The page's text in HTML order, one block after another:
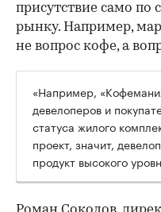
присутствие само по
рынку. Например,
не вопрос кофе, а
«Например,
девелоперов и
статуса жилого
проект, значит,
продукт высокого